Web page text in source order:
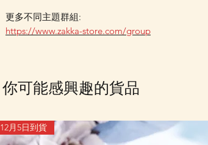
更多不同主題群組:
https://www.zakka-store.com/group
你可能感興趣的貨品
12月5日到貨